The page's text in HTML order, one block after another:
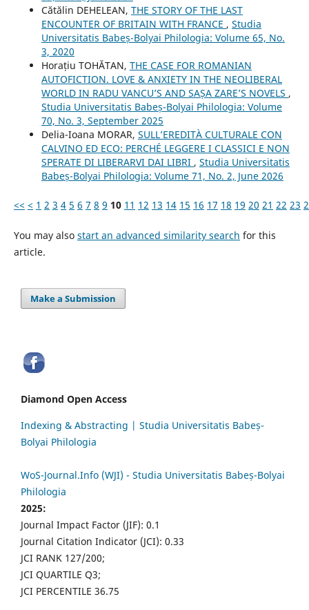
Cătălin DEHELEAN, THE STORY OF THE LAST
ENCOUNTER OF BRITAIN WITH FRANCE , Studia
Universitatis Babeș-Bolyai Philologia: Volume 65, No.
3, 2020
Horațiu TOHĂTAN, THE CASE FOR ROMANIAN
AUTOFICTION. LOVE & ANXIETY IN THE NEOLIBERAL
WORLD IN RADU VANCU’S AND SAȘA ZARE’S NOVELS ,
Studia Universitatis Babeș-Bolyai Philologia: Volume
70, No. 3, September 2025
Delia-Ioana MORAR, SULL’EREDITÀ CULTURALE CON
CALVINO ED ECO: PERCHÉ LEGGERE I CLASSICI E NON
SPERATE DI LIBERARVI DAI LIBRI , Studia Universitatis
Babeș-Bolyai Philologia: Volume 71, No. 2, June 2026
<< < 1 2 3 4 5 6 7 8 9 10 11 12 13 14 15 16 17 18 19 20 21 22 23
You may also start an advanced similarity search for this
article.
Make a Submission
Diamond Open Access
Indexing & Abstracting | Studia Universitatis Babeș-
Bolyai Philologia
WoS-Journal.Info (WJI) - Studia Universitatis Babeș-Bolyai
Philologia
2025:
Journal Impact Factor (JIF): 0.1
Journal Citation Indicator (JCI): 0.33
JCI RANK 127/200;
JCI QUARTILE Q3;
JCI PERCENTILE 36.75